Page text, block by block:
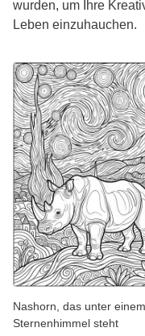
wurden, um Ihre
Leben einzuhauchen.
Nashorn, das unter einem
Sternenhimmel steht